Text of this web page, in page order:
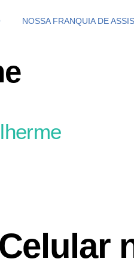
NOSSA FRANQUIA DE